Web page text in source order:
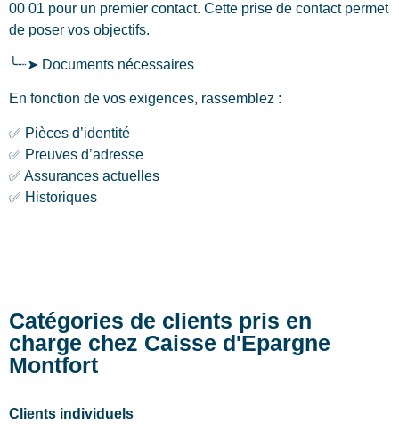
00 01 pour un premier contact. Cette prise de contact permet
de poser vos objectifs.
╰┈➤ Documents nécessaires
En fonction de vos exigences, rassemblez :
✅ Pièces d’identité
✅ Preuves d’adresse
✅ Assurances actuelles
✅ Historiques
Catégories de clients pris en
charge chez Caisse d'Epargne
Montfort
Clients individuels